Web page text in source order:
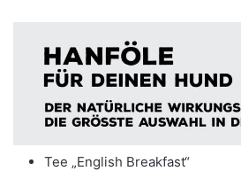
Tee „English Breakfast“